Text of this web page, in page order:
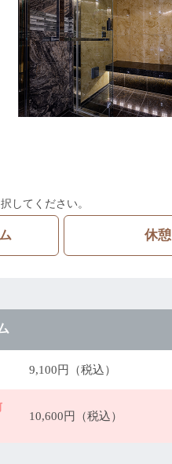
してください。
休憩
9,100円（税込）
10,600円（税込）